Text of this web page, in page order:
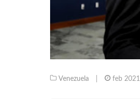
Venezuela feb 2021